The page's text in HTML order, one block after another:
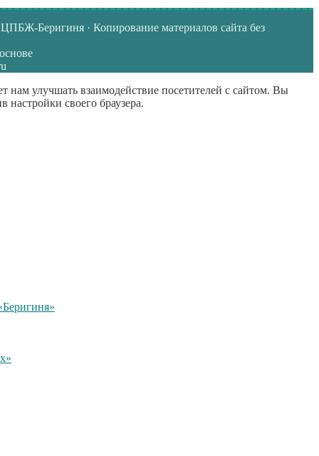
Беригиня · Копирование материалов сайта без
нам улучшать взаимодействие посетителей с сайтом. Вы
настройки своего браузера.